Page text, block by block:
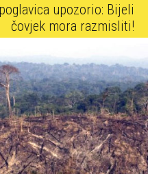
upozorio: Bijeli
čovjek mora razmisliti!